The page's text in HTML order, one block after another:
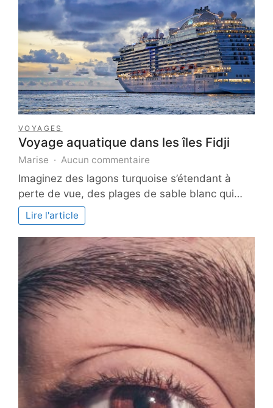
VOYAGES
Voyage aquatique dans les îles Fidji
Marise Aucun commentaire
Voyage
aquatique
dans
Fidji
Imaginez des lagons turquoise s’étendant à
perte de vue, des plages de sable blanc qui…
Lire l'article